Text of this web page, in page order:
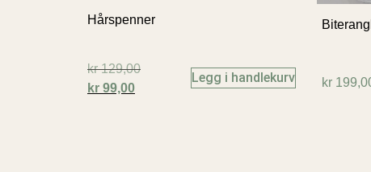
Hårspenner
kr129,00
kr 99,00
Legg i handlekurv kr